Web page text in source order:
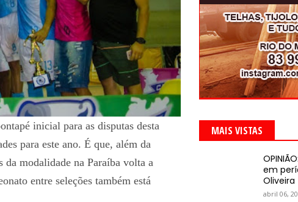
inicial para as disputas desta
para este ano. É que, além da
da modalidade na Paraíba volta a
entre seleções também está
MAIS VISTAS
em
Oliveira
abril 06,